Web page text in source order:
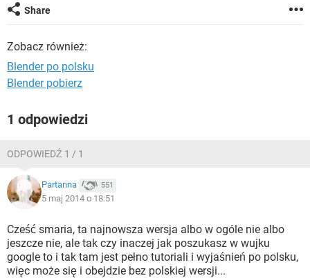
WINDOWS 10
INSTAGRAM
WINDOWS 10
Share
Zobacz również:
Blender po polsku
Blender pobierz
1 odpowiedzi
ODPOWIEDŹ 1 / 1
Partanna 551
5 maj 2014 o 18:51
Cześć smaria, ta najnowsza wersja albo w ogóle nie albo
jeszcze nie, ale tak czy inaczej jak poszukasz w wujku
google to i tak tam jest pełno tutoriali i wyjaśnień po polsku,
więc może się i obejdzie bez polskiej wersji...